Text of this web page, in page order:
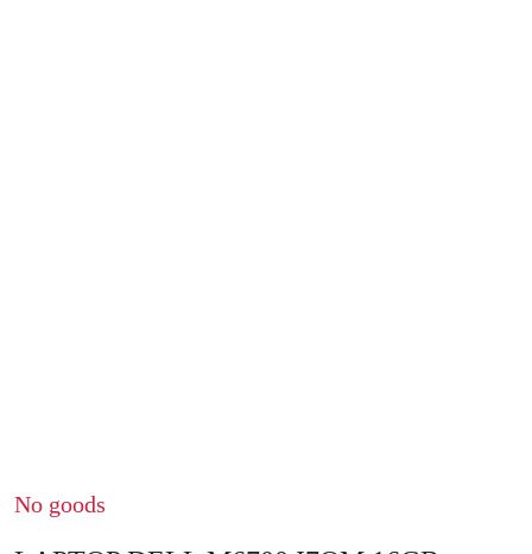
No goods